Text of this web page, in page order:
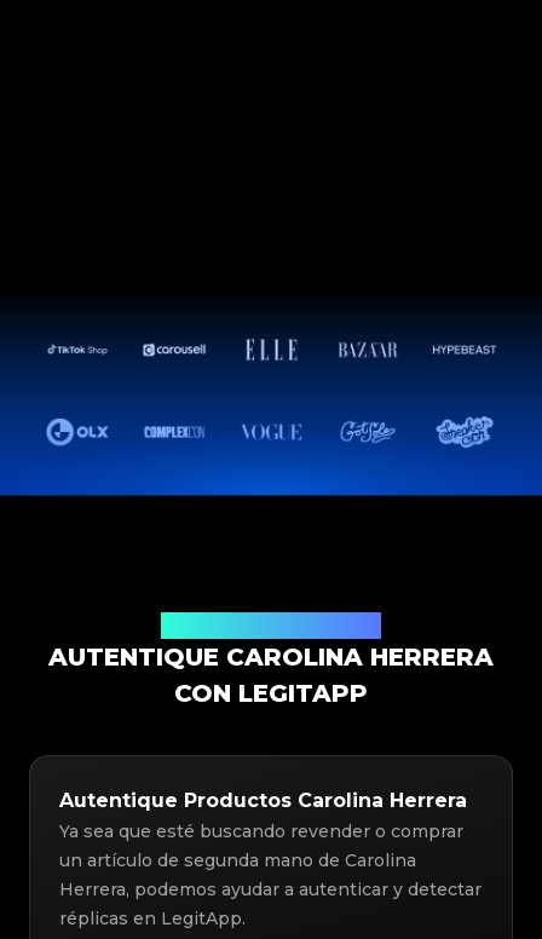
AUTENTIQUE CAROLINA HERRERA
CON LEGITAPP
Autentique Productos Carolina Herrera
Ya sea que esté buscando revender o comprar
un artículo de segunda mano de Carolina
Herrera, podemos ayudar a autenticar y detectar
réplicas en LegitApp.